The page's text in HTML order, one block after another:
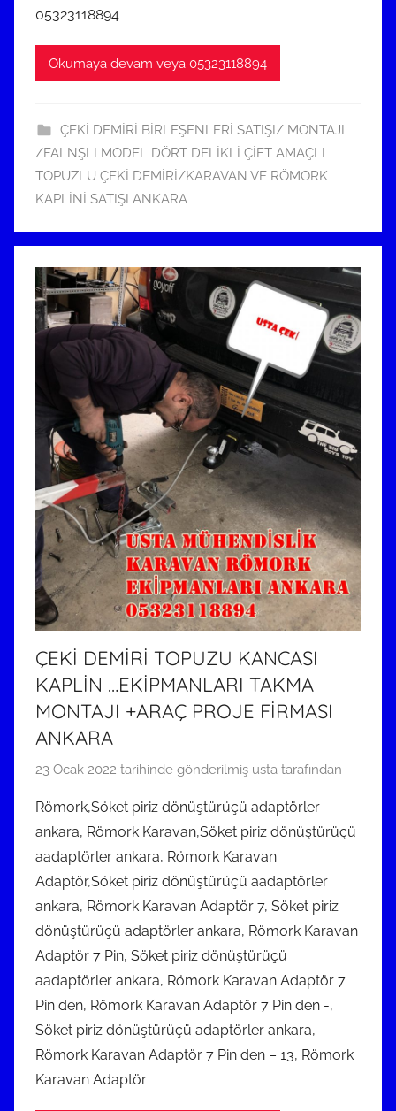
05323118894
Okumaya devam veya 05323118894
ÇEKİ DEMİRİ BİRLEŞENLERİ SATIŞI/ MONTAJI
/FALNŞLI MODEL DÖRT DELİKLİ ÇİFT AMAÇLI
TOPUZLU ÇEKİ DEMİRİ/KARAVAN VE RÖMORK
KAPLİNİ SATIŞI ANKARA
ÇEKİ DEMİRİ TOPUZU KANCASI
KAPLİN …EKİPMANLARI TAKMA
MONTAJI +ARAÇ PROJE FİRMASI
ANKARA
23 Ocak 2022 tarihinde gönderilmiş usta tarafından
Römork,Söket piriz dönüştürüçü adaptörler
ankara, Römork Karavan,Söket piriz dönüştürüçü
aadaptörler ankara, Römork Karavan
Adaptör,Söket piriz dönüştürüçü aadaptörler
ankara, Römork Karavan Adaptör 7, Söket piriz
dönüştürüçü adaptörler ankara, Römork Karavan
Adaptör 7 Pin, Söket piriz dönüştürüçü
aadaptörler ankara, Römork Karavan Adaptör 7
Pin den, Römork Karavan Adaptör 7 Pin den -,
Söket piriz dönüştürüçü adaptörler ankara,
Römork Karavan Adaptör 7 Pin den – 13, Römork
Karavan Adaptör